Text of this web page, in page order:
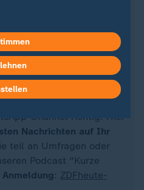
bleiben? Dann sind
Channel richtig. Hier
Nachrichten auf Ihr
teil an Umfragen oder
Podcast "Kurze
Anmeldung : ZDFheute-